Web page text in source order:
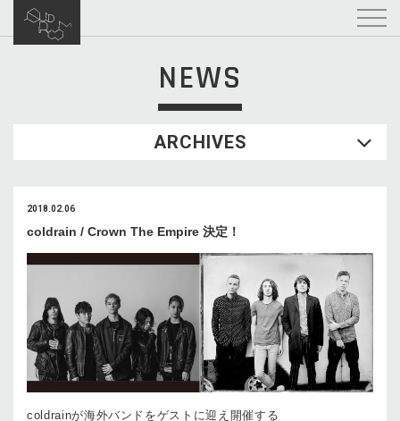
NEWS
ARCHIVES
2018.02.06
coldrain / Crown The Empire 決定！
coldrainが海外バンドをゲストに迎え開催する